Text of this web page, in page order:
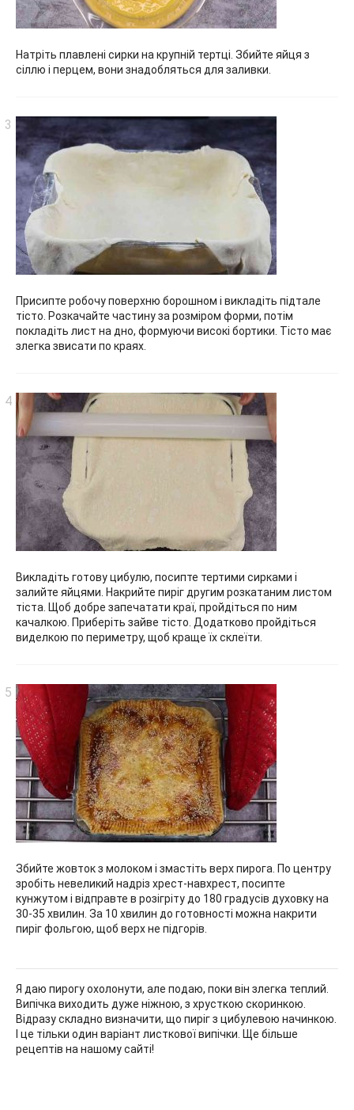
Натріть плавлені сирки на крупній тертці. Збийте яйця з
сіллю і перцем, вони знадобляться для заливки.
Присипте робочу поверхню борошном і викладіть підтале
тісто. Розкачайте частину за розміром форми, потім
покладіть лист на дно, формуючи високі бортики. Тісто має
злегка звисати по краях.
Викладіть готову цибулю, посипте тертими сирками і
залийте яйцями. Накрийте пиріг другим розкатаним листом
тіста. Щоб добре запечатати краї, пройдіться по ним
качалкою. Приберіть зайве тісто. Додатково пройдіться
виделкою по периметру, щоб краще їх склеїти.
Збийте жовток з молоком і змастіть верх пирога. По центру
зробіть невеликий надріз хрест-навхрест, посипте
кунжутом і відправте в розігріту до 180 градусів духовку на
30-35 хвилин. За 10 хвилин до готовності можна накрити
пиріг фольгою, щоб верх не підгорів.
Я даю пирогу охолонути, але подаю, поки він злегка теплий.
Випічка виходить дуже ніжною, з хрусткою скоринкою.
Відразу складно визначити, що пиріг з цибулевою начинкою.
І це тільки один варіант листкової випічки. Ще більше
рецептів на нашому сайті!